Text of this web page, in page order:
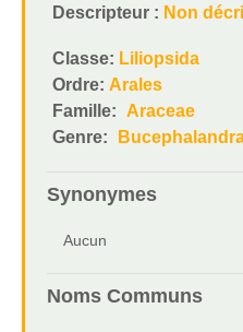
Descripteur : Non
Classe: Liliopsida
Ordre: Arales
Famille: Araceae
Genre:
Synonymes
Aucun
Noms Communs